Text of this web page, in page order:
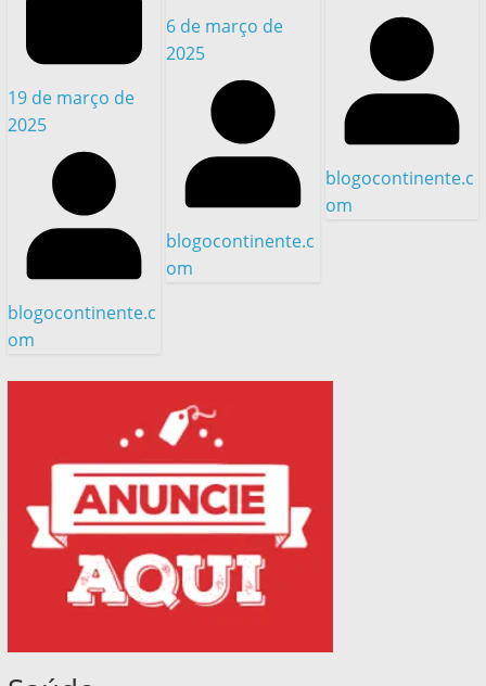
19 de março de
2025
blogocontinente.c
om
6 de março de
2025
blogocontinente.c
om
blogocontinente.c
om